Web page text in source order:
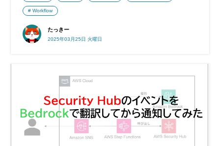
たっきー
2025年03月25日 火曜日
Workflow